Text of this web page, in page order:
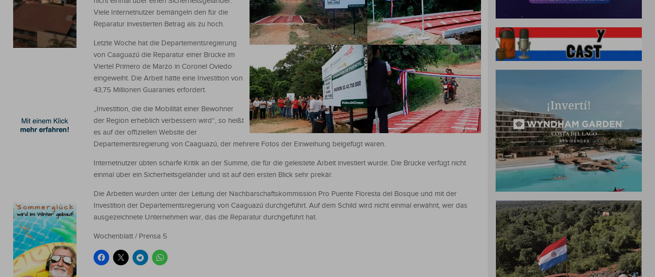
Viele Internetnutzer bemängeln den für die
Reparatur investierten Betrag als zu hoch.
Letzte Woche hat die Departementsregierung
von Caaguazú die Reparatur einer Brücke im
Viertel Primero de Marzo in Coronel Oviedo
eingeweiht. Die Arbeit hätte eine Investition von
43,75 Millionen Guaranies erfordert.
„Investition, die die Mobilität einer Bewohner
der Region erheblich verbessern wird“, so heißt
es auf der offiziellen Website der
Departementsregierung von Caaguazú, der mehrere Fotos der Einweihung beigefügt waren.
Internetnutzer übten scharfe Kritik an der Summe, die für die geleistete Arbeit investiert wurde. Die Brücke verfügt nicht
einmal über ein Sicherheitsgeländer und ist auf den ersten Blick sehr prekär.
Die Arbeiten wurden unter der Leitung der Nachbarschaftskommission Pro Puente Floresta del Bosque und mit der
Investition der Departementsregierung von Caaguazú durchgeführt. Auf dem Schild wird nicht einmal erwähnt, wer das
ausgezeichnete Unternehmen war, das die Reparatur durchgeführt hat.
Wochenblatt / Prensa 5